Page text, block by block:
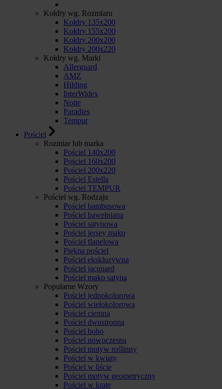
Kołdry wg. Rozmiaru
Kołdry 135x200
Kołdry 155x200
Kołdry 200x200
Kołdry 200x220
Kołdry wg. Marki
Allerguard
AMZ
Hilding
InterWidex
Notte
Paradies
Tempur
Pościel
Rozmiar lub marka
Pościel 140x200
Pościel 160x200
Pościel 200x220
Pościel Estella
Pościel TEMPUR
Pościel wg. Rodzaju
Pościel bambusowa
Pościel bawełniana
Pościel satynowa
Pościel jersey mako
Pościel flanelowa
Piękna pościel
Pościel ekskluzywna
Pościel jacquard
Pościel mako satyna
Popularne Wzory
Pościel jednokolorowa
Pościel wielokolorowa
Pościel ciemna
Pościel dwustronna
Pościel boho
Pościel nowoczesna
Pościel motyw roślinny
Pościel w kwiaty
Pościel w liście
Pościel motyw geometryczny
Pościel w kratę